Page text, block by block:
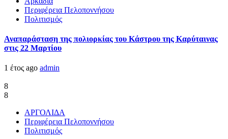
Περιφέρεια Πελοποννήσου
Πολιτισμός
Αναπαράσταση της πολιορκίας του Κάστρου της Καρύταινας
στις 22 Μαρτίου
1 έτος ago admin
8
8
ΑΡΓΟΛΙΔΑ
Περιφέρεια Πελοποννήσου
Πολιτισμός